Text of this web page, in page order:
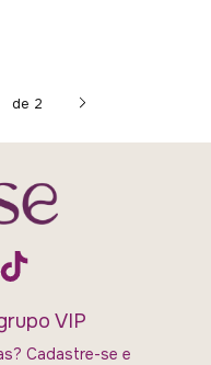
de 2
VIP
Cadastre-se e